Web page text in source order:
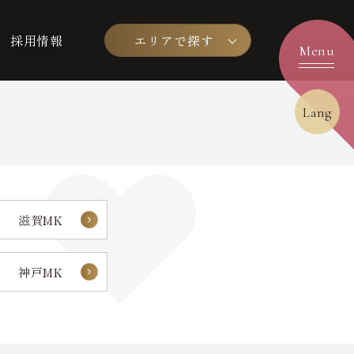
採用情報 エリアで探す
Lang
滋賀MK
神戸MK